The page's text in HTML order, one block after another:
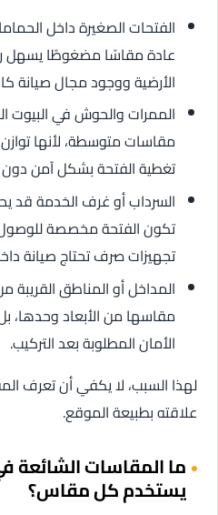
الفتحات الصغيرة داخل
عادة مقاسًا مضغوطًا يسهل
الأرضية ووجود مجال صيانة
الممرات والحوش في البيوت
مقاسات متوسطة، لأنها
تغطية الفتحة بشكل آمن دون
السرداب أو غرف الخدمة قد
تكون الفتحة مخصصة للوصول
تجهيزات صرف تحتاج صيانة
المداخل أو المناطق القريبة
مقاسها من الأبعاد وحدها،
الأمان المطلوبة بعد التركيب.
لهذا السبب، لا يكفي أن تعرف
علاقته بطبيعة الموقع.
ما المقاسات الشائعة
يستخدم كل مقاس؟